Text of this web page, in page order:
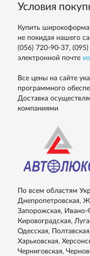
Условия
Купить
не покидая нашего
(056) 720-90-37,
электронной почте
Все цены на сайте
программного
Доставка
компаниями
По всем областям
Днепропетровская,
Запорожская, Ивано-
Кировоградская,
Одесская,
Харьковская,
Черниговская,